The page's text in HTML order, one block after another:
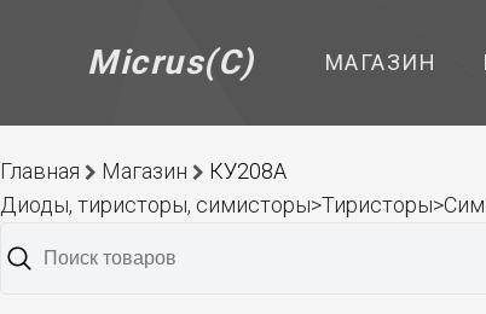
Micrus(C) МАГАЗИН
Главная Магазин
КУ208А
Диоды, тиристоры,